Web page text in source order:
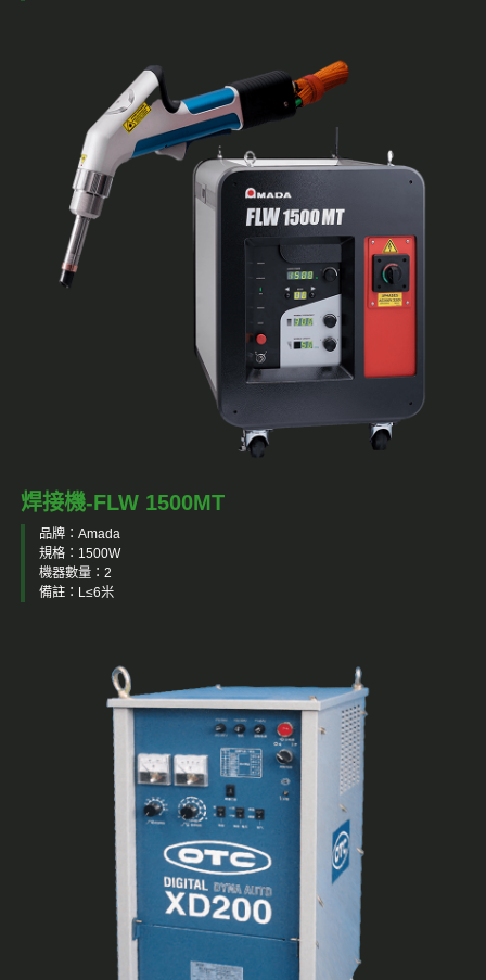
焊接機-FLW 1500MT
品牌：Amada
規格：1500W
機器數量：2
備註：L≤6米